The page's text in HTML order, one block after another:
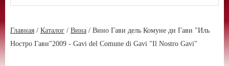
Главная / Каталог / Вина / Вино Гави дель Комуне ди Гави "Иль
Ностро Гави"2009 - Gavi del Comune di Gavi "Il Nostro Gavi"